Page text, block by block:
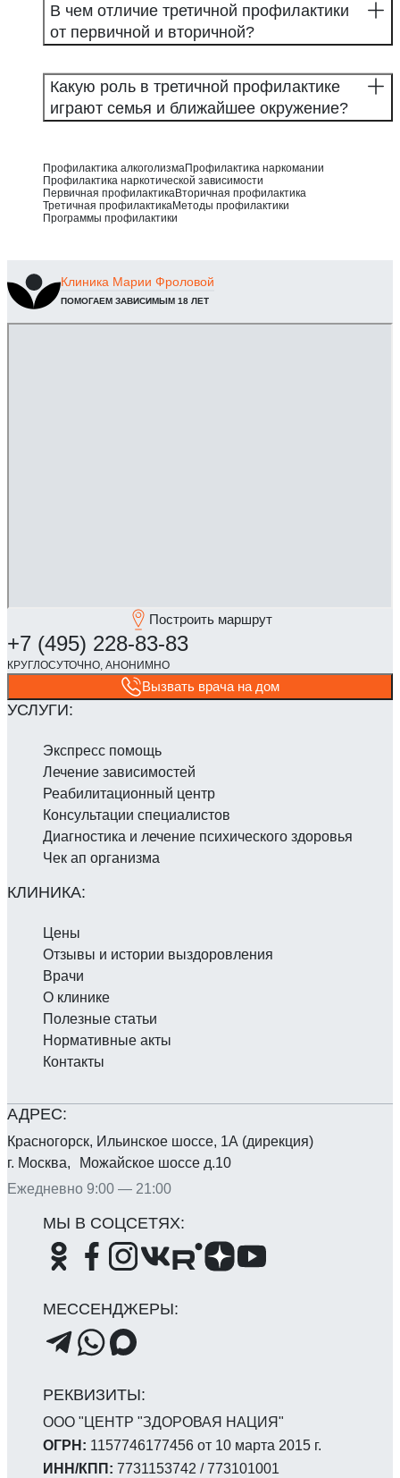
В чем отличие третичной профилактики
от первичной и вторичной?
Какую роль в третичной профилактике
играют семья и ближайшее окружение?
Профилактика алкоголизмаПрофилактика наркомании
Профилактика наркотической зависимости
Первичная профилактикаВторичная профилактика
Третичная профилактикаМетоды профилактики
Программы профилактики
Клиника Марии Фроловой
ПОМОГАЕМ ЗАВИСИМЫМ 18 ЛЕТ
Построить маршрут
Вызвать врача на дом
ООО "ЦЕНТР "ЗДОРОВАЯ НАЦИЯ"
ОГРН: 1157746177456 от 10 марта 2015 г.
ИНН/КПП: 7731153742 / 773101001
Красногорск, Ильинское шоссе, 1А (дирекция)
г. Москва, Можайское шоссе д.10
Ежедневно 9:00 — 21:00
Экспресс помощь
Лечение зависимостей
Реабилитаци­онный центр
Консультации специалистов
Диагностика и лечение психического здоровья
Чек ап организма
Цены
Отзывы и истории выздоровления
Врачи
О клинике
Полезные статьи
Нормативные акты
Контакты